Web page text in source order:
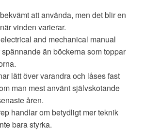
att använda, men det blir en
vinden varierar.
and mechanical manual
än böckerna som toppar
lätt över varandra och låses fast
man mest använt självskotande
åren.
handlar om betydligt mer teknik
bara styrka.